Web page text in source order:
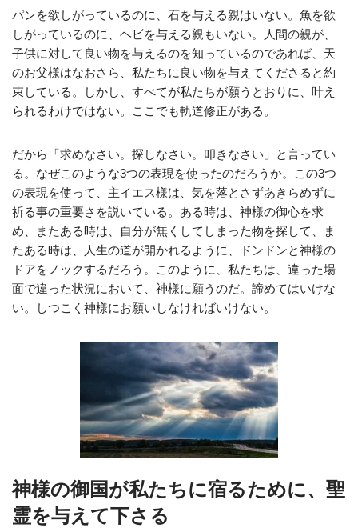
パンを欲しがっているのに、石を与える親はいない。魚を欲
しがっているのに、ヘビを与える親もいない。人間の親が、
子供に対して良い物を与えるのを知っているのであれば、天
のお父様はなおさら、私たちに良い物を与えてくださると約
束している。しかし、すべてが私たちが願うとおりに、叶え
られるわけではない。ここでも軌道修正がある。
だから「求めなさい。探しなさい。叩きなさい」と言ってい
る。なぜこのような3つの表現を使ったのだろうか。この3つ
の表現を使って、主イエス様は、気を落とさずあきらめずに
祈る事の重要さを説いている。ある時は、神様の御心を求
め、またある時は、自分が無くしてしまった物を探して、ま
たある時は、人生の道が開かれるように、ドンドンと神様の
ドアをノックするだろう。このように、私たちは、違った場
面で違った状況において、神様に願うのだ。諦めてはいけな
い。しつこく神様にお願いしなければいけない。
神様の御国が私たちに宿るために、聖
霊を与えて下さる